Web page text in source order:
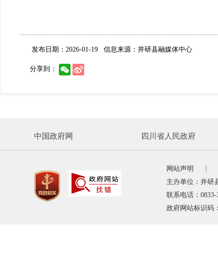
发布日期：2026-01-19 信息来源：井研县融媒体中心
分享到：
中国政府网 四川省人民政府
网站声明
主办单位：井研
联系电话：
政府网站标识码